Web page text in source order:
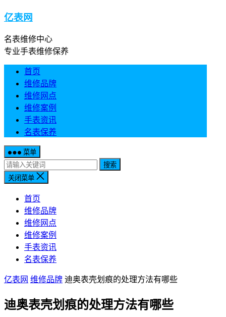
亿表网
名表维修中心
专业手表维修保养
首页
维修品牌
维修网点
维修案例
手表资讯
名表保养
菜单
搜索
关闭菜单
首页
维修品牌
维修网点
维修案例
手表资讯
名表保养
亿表网 维修品牌 迪奥表壳划痕的处理方法有哪些
迪奥表壳划痕的处理方法有哪些